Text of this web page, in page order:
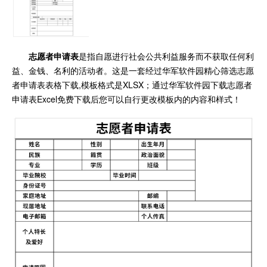
志愿者申请表是指自愿进行社会公共利益服务而不获取任何利
益、金钱、名利的活动者。这是一套经过华军软件园精心筛选志愿
者申请表表格下载,模板格式是XLSX；通过华军软件园下载志愿者
申请表Excel免费下载后您可以自行更改模板内的内容和样式！